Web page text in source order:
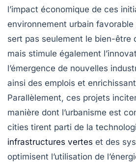
l’impact économique de ces
environnement urbain favorable
sert pas seulement le bien-être
mais stimule également l’
l’émergence de nouvelles
ainsi des emplois et
Parallèlement, ces projets
manière dont l’urbanisme est
cities tirent parti de la
infrastructures vertes et des
optimisent l’utilisation de